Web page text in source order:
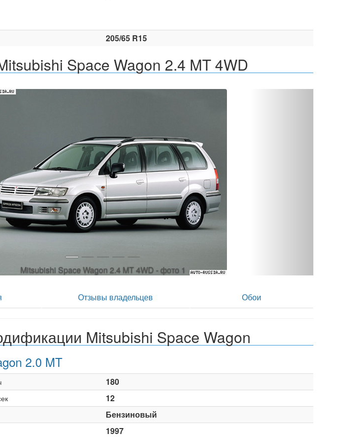
205/65 R15
Space Wagon 2.4 MT 4WD
Mitsubishi Space Wagon 2.4 MT 4WD - фото 2
Отзывы владельцев Обои
Mitsubishi Space Wagon
2.0 MT
180
12
Бензиновый
1997